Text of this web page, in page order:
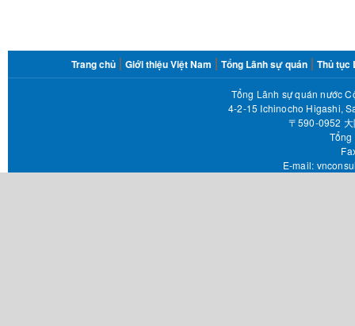
MENU
Trang chủ Giới thiệu Việt Nam Tổng Lãnh sự quán Thủ tục
Tổng Lãnh sự quán nước
4-2-15 Ichinocho Higashi,
〒590-0952
E-mail: